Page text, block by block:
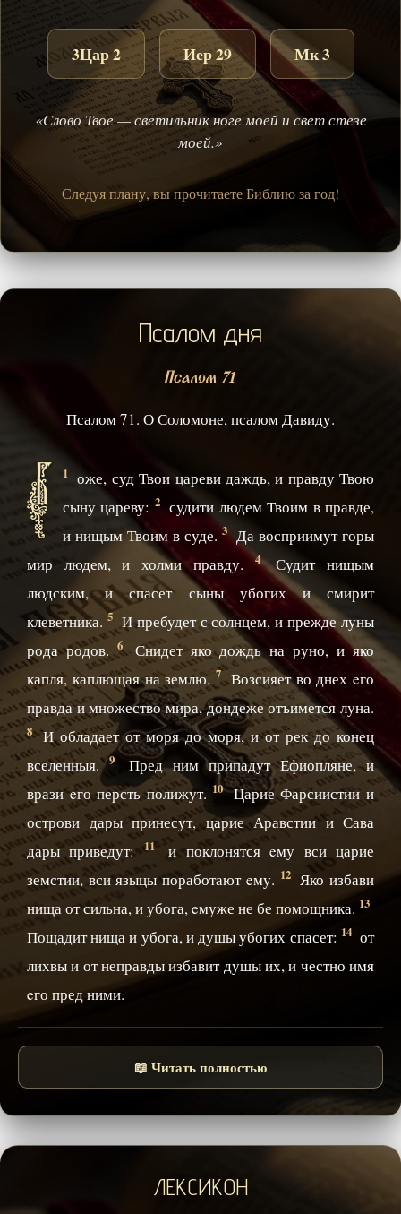
3Цар 2 Иер 29 Мк 3
«Слово Твое — светильник ноге моей и свет стезе
моей.»
Следуя плану, вы прочитаете Библию за год!
Псалом дня
Псалом 71
Псалом 71. О Соломоне, псалом Давиду.
1
Б
оже, суд Твои цареви даждь, и правду Твою
сыну цареву: 2 судити людем Твоим в правде,
и нищым Твоим в суде. 3 Да восприимут горы
мир людем, и холми правду.4 Судит нищым
людским, и спасет сыны убогих и смирит
клеветника. 5 И пребудет с солнцем, и прежде луны
рода родов.6 Снидет яко дождь на руно, и яко
капля, каплющая на землю. 7 Возсияет во днех eго
правда и множество мира, дондеже отъимется луна.
8 И обладает от моря до моря, и от рек до конец
вселенныя.9
Пред ним припадут Ефиопляне, и
врази eго персть полижут. 10 Царие Фарсиистии и
острови дары принесут, царие Аравстии и Сава
дары приведут:
11
и поклонятся eму вси царие
земстии, вси языцы поработают eму. 12 Яко избави
нища от сильна, и убога, eмуже не бе помощника. 13
Пощадит нища и убога, и душы убогих спасет: 14 от
лихвы и от неправды избавит душы их, и честно имя
eго пред ними.
📖 Читать полностью
ЛЕКСИКОН